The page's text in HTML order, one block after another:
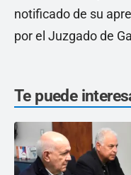
notificado de su
por el Juzgado de
Te puede